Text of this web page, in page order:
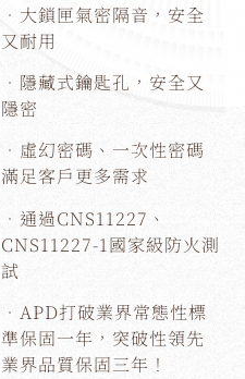
．大鎖匣氣密隔音，安全
又耐用
．隱藏式鑰匙孔，安全又
隱密
．虛幻密碼、一次性密碼
滿足客戶更多需求
．通過CNS11227、
CNS11227-1國家級防火測
試
．APD打破業界常態性標
準保固一年，突破性領先
業界品質保固三年！